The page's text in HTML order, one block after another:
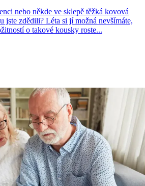
nebo někde ve sklepě těžká kovová
jste zdědili? Léta si jí možná nevšímáte,
o takové kousky roste...